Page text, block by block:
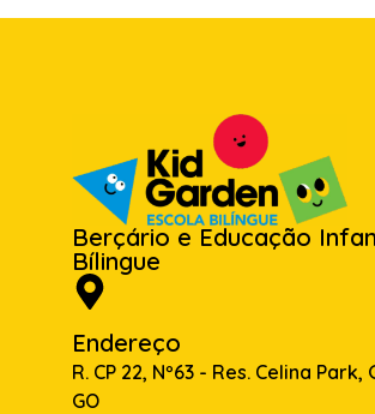
Berçário e Educação
Bílingue
Endereço
R. CP 22, Nº63 - Res. Celina Park,
GO